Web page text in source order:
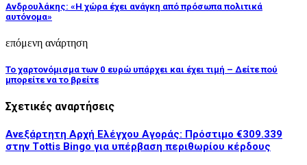
Ανδρουλάκης: «Η χώρα έχει ανάγκη από πρόσωπα πολιτικά
αυτόνομα»
επόμενη ανάρτηση
Το χαρτονόμισμα των 0 ευρώ υπάρχει και έχει τιμή – Δείτε πού
μπορείτε να το βρείτε
Σχετικές αναρτήσεις
Ανεξάρτητη Αρχή Ελέγχου Αγοράς: Πρόστιμο €309.339
στην Τottis Bingo για υπέρβαση περιθωρίου κέρδους